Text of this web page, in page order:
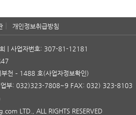
개인정보취급방침
| 사업자번호: 307-81-12181
47
부천 – 1488 호(사업자정보확인)
부: 032)323-7808~9 FAX: 032) 323-8103
LTD., ALL RIGHTS RESERVED